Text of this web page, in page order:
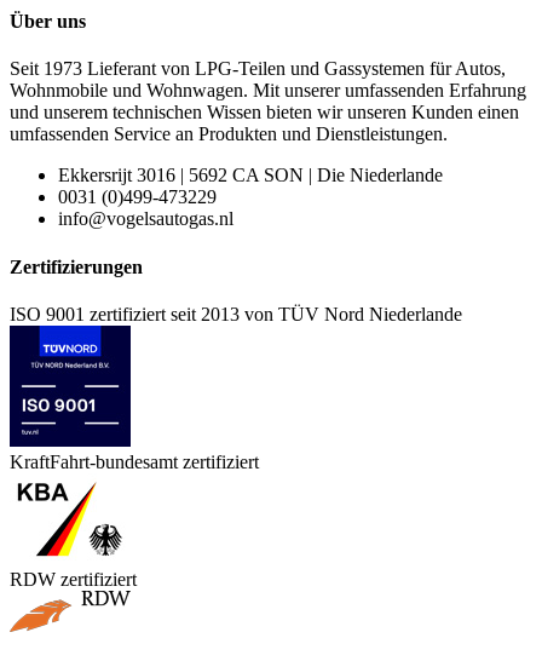
Über uns
Seit 1973 Lieferant von LPG-Teilen und Gassystemen für Autos,
Wohnmobile und Wohnwagen. Mit unserer umfassenden Erfahrung
und unserem technischen Wissen bieten wir unseren Kunden einen
umfassenden Service an Produkten und Dienstleistungen.
Ekkersrijt 3016 | 5692 CA SON | Die Niederlande
0031 (0)499-473229
info@vogelsautogas.nl
Zertifizierungen
ISO 9001 zertifiziert seit 2013 von TÜV Nord Niederlande
KraftFahrt-bundesamt zertifiziert
RDW zertifiziert